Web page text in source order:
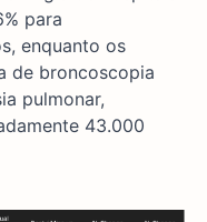
para
enquanto os
de broncoscopia
pulmonar,
43.000